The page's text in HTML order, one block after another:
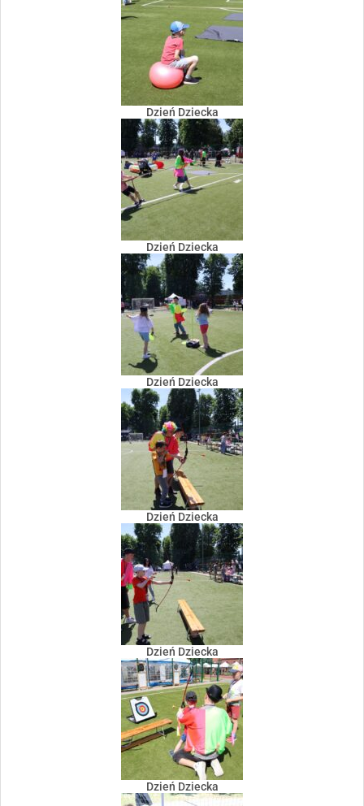
Dzień Dziecka
Dzień Dziecka
Dzień Dziecka
Dzień Dziecka
Dzień Dziecka
Dzień Dziecka